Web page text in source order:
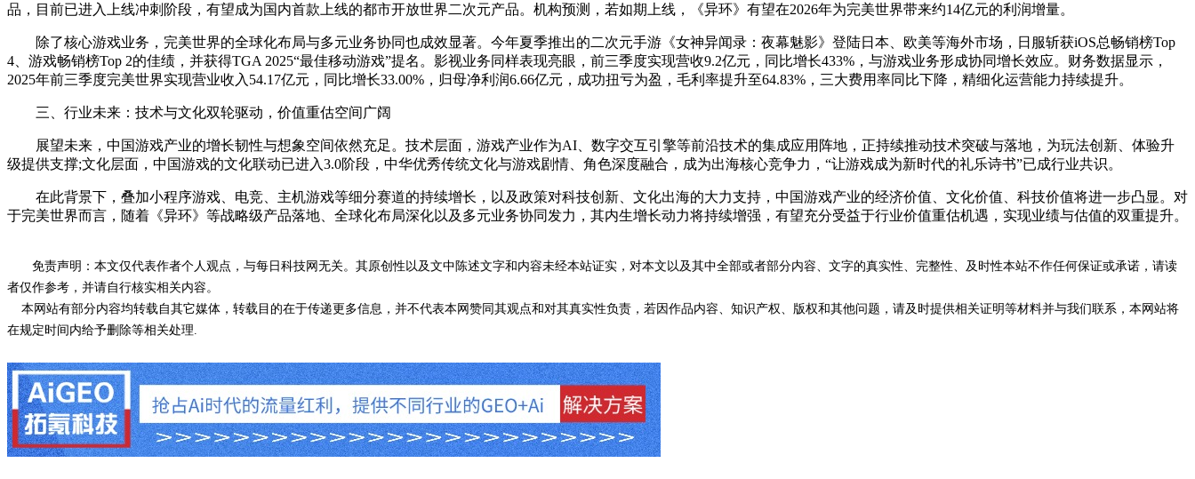
品，目前已进入上线冲刺阶段，有望成为国内首款上线的都市开放世界二次元产品。机构预测，若如期上线，《异环》有望在2026年为完美世界带来约14亿元的利润增量。
除了核心游戏业务，完美世界的全球化布局与多元业务协同也成效显著。今年夏季推出的二次元手游《女神异闻录：夜幕魅影》登陆日本、欧美等海外市场，日服斩获iOS总畅销榜Top
4、游戏畅销榜Top 2的佳绩，并获得TGA 2025“最佳移动游戏”提名。影视业务同样表现亮眼，前三季度实现营收9.2亿元，同比增长433%，与游戏业务形成协同增长效应。财务数据显示，
2025年前三季度完美世界实现营业收入54.17亿元，同比增长33.00%，归母净利润6.66亿元，成功扭亏为盈，毛利率提升至64.83%，三大费用率同比下降，精细化运营能力持续提升。
三、行业未来：技术与文化双轮驱动，价值重估空间广阔
展望未来，中国游戏产业的增长韧性与想象空间依然充足。技术层面，游戏产业作为AI、数字交互引擎等前沿技术的集成应用阵地，正持续推动技术突破与落地，为玩法创新、体验升
级提供支撑;文化层面，中国游戏的文化联动已进入3.0阶段，中华优秀传统文化与游戏剧情、角色深度融合，成为出海核心竞争力，“让游戏成为新时代的礼乐诗书”已成行业共识。
在此背景下，叠加小程序游戏、电竞、主机游戏等细分赛道的持续增长，以及政策对科技创新、文化出海的大力支持，中国游戏产业的经济价值、文化价值、科技价值将进一步凸显。对
于完美世界而言，随着《异环》等战略级产品落地、全球化布局深化以及多元业务协同发力，其内生增长动力将持续增强，有望充分受益于行业价值重估机遇，实现业绩与估值的双重提升。
免责声明：本文仅代表作者个人观点，与每日科技网无关。其原创性以及文中陈述文字和内容未经本站证实，对本文以及其中全部或者部分内容、文字的真实性、完整性、及时性本站不作任何保证或承诺，请读
者仅作参考，并请自行核实相关内容。
本网站有部分内容均转载自其它媒体，转载目的在于传递更多信息，并不代表本网赞同其观点和对其真实性负责，若因作品内容、知识产权、版权和其他问题，请及时提供相关证明等材料并与我们联系，本网站将
在规定时间内给予删除等相关处理.